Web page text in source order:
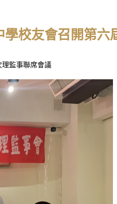
校友會召開第
監事聯席會議